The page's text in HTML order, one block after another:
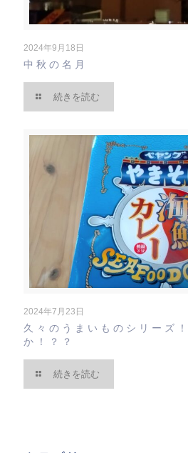
2024年9月18日
中秋の名月
続きを読む
2024年7月23日
久々のうまいものシリー
か！？？
続きを読む